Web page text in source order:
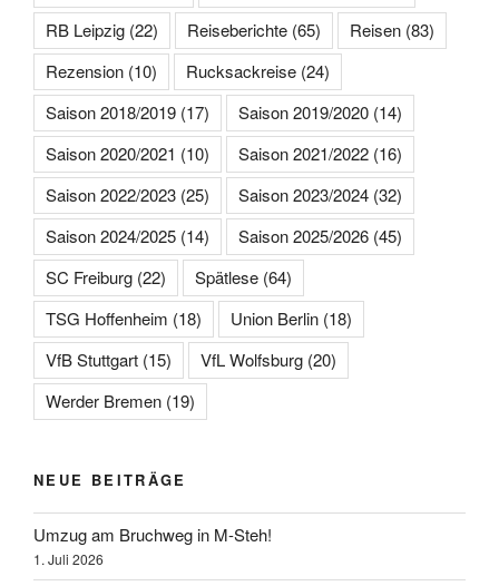
RB Leipzig (22) Reiseberichte (65) Reisen (83)
Rezension (10) Rucksackreise (24)
Saison 2018/2019 (17) Saison 2019/2020 (14)
Saison 2020/2021 (10) Saison 2021/2022 (16)
Saison 2022/2023 (25) Saison 2023/2024 (32)
Saison 2024/2025 (14) Saison 2025/2026 (45)
SC Freiburg (22) Spätlese (64)
TSG Hoffenheim (18) Union Berlin (18)
VfB Stuttgart (15) VfL Wolfsburg (20)
Werder Bremen (19)
NEUE BEITRÄGE
Umzug am Bruchweg in M-Steh!
1. Juli 2026